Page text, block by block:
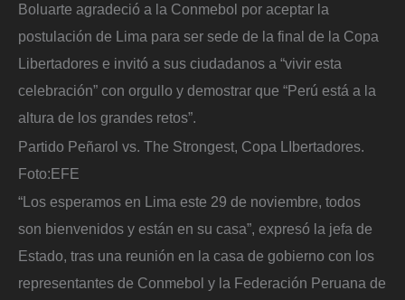
Boluarte agradeció a la Conmebol por aceptar la
postulación de Lima para ser sede de la final de la Copa
Libertadores e invitó a sus ciudadanos a “vivir esta
celebración” con orgullo y demostrar que “Perú está a la
altura de los grandes retos”.
Partido Peñarol vs. The Strongest, Copa LIbertadores.
Foto:EFE
“Los esperamos en Lima este 29 de noviembre, todos
son bienvenidos y están en su casa”, expresó la jefa de
Estado, tras una reunión en la casa de gobierno con los
representantes de Conmebol y la Federación Peruana de